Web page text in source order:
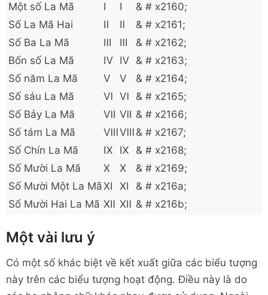
Một số La Mã Ⅰ Ⅰ
& # x2160;
Số La Mã Hai
Ⅱ Ⅱ
& # x2161;
Số Ba La Mã
Ⅲ Ⅲ
& # x2162;
Bốn số La Mã
Ⅳ Ⅳ & # x2163;
Số năm La Mã
Ⅴ Ⅴ
& # x2164;
Số sáu La Mã
Ⅵ Ⅵ
& # x2165;
Số Bảy La Mã
Ⅶ Ⅶ & # x2166;
Số tám La Mã
ⅧⅧ & # x2167;
Số Chín La Mã
Ⅸ Ⅸ
& # x2168;
Số Mười La Mã
Ⅹ Ⅹ
& # x2169;
Số Mười Một La MãⅪ Ⅺ
& # x216a;
Số Mười Hai La Mã Ⅻ Ⅻ & # x216b;
Một vài lưu ý
Có một số khác biệt về kết xuất giữa các biểu tượng
này trên các biểu tượng hoạt động. Điều này là do